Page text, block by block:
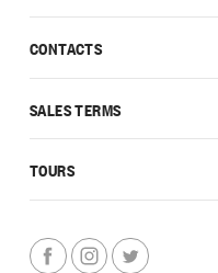
CONTACTS
SALES TERMS
TOURS